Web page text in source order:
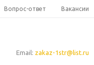
Вопрос-ответ Вакансии
Email: zakaz-1str@list.ru